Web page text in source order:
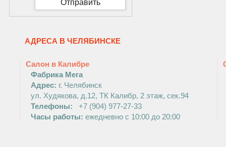
АДРЕСА В ЧЕЛЯБИНСКЕ
Салон в Калибре
Фабрика Мега
Адрес: г. Челябинск
ул. Худякова, д.12, ТК Калибр, 2 этаж, сек.94
Телефоны:
+7 (904) 977-27-33
Часы работы: ежедневно с 10:00 до 20:00